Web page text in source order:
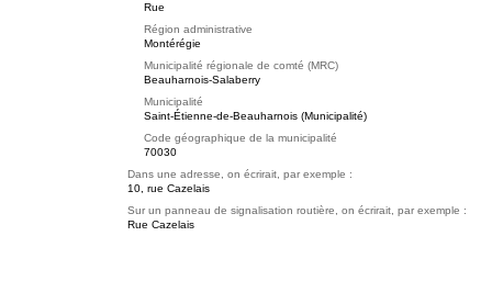
Rue
Région administrative
Montérégie
Municipalité régionale de comté (MRC)
Beauharnois-Salaberry
Municipalité
Saint-Étienne-de-Beauharnois (Municipalité)
Code géographique de la municipalité
70030
Dans une adresse, on écrirait, par exemple :
10, rue Cazelais
Sur un panneau de signalisation routière, on écrirait, par exemple :
Rue Cazelais